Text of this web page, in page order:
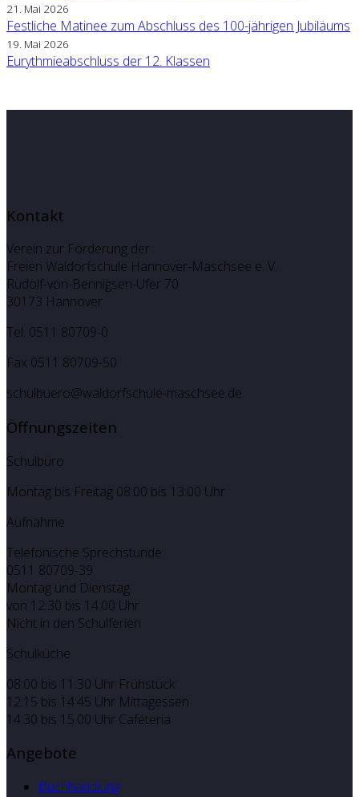
21. Mai 2026
Festliche Matinee zum Abschluss des 100-jährigen Jubiläums
19. Mai 2026
Eurythmieabschluss der 12. Klassen
Kontakt
Verein zur Förderung der
Freien Waldorfschule Hannover-Maschsee e. V.
Rudolf-von-Bennigsen-Ufer 70
30173 Hannover
Tel. 0511 80709-0
Fax 0511 80709-50
schulbuero@waldorfschule-maschsee.de
Öffnungszeiten
Schulbüro
Montag bis Freitag 08:00 bis 13:00 Uhr
Aufnahme
Telefonische Sprechstunde:
0511 80709-39
Montag und Dienstag
von 12:30 bis 14:00 Uhr
Nicht in den Schulferien
Schulküche
08:00 bis 11:30 Uhr Frühstück
12:15 bis 14:45 Uhr Mittagessen
14.30 bis 15.00 Uhr Caféteria
Angebote
Buchhandlung